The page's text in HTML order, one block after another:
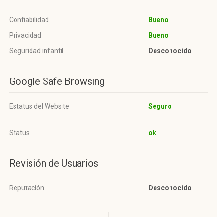
Confiabilidad
Bueno
Privacidad
Bueno
Seguridad infantil
Desconocido
Google Safe Browsing
Estatus del Website Seguro
Status ok
Revisión de Usuarios
Reputación Desconocido